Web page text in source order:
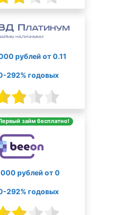
рублей от 0.11
292% годовых
займ бесплатно!
рублей от 0
292% годовых